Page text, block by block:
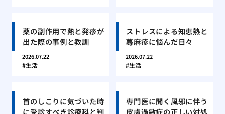
薬の副作用で熱と発疹が
出た際の事例と教訓
2026.07.22
生活
ストレスによる知恵熱と
蕁麻疹に悩んだ日々
2026.07.22
生活
首のしこりに気づいた時
に受診すべき診療科と判
専門医に聞く風邪に伴う
皮膚過敏症の正しい対処